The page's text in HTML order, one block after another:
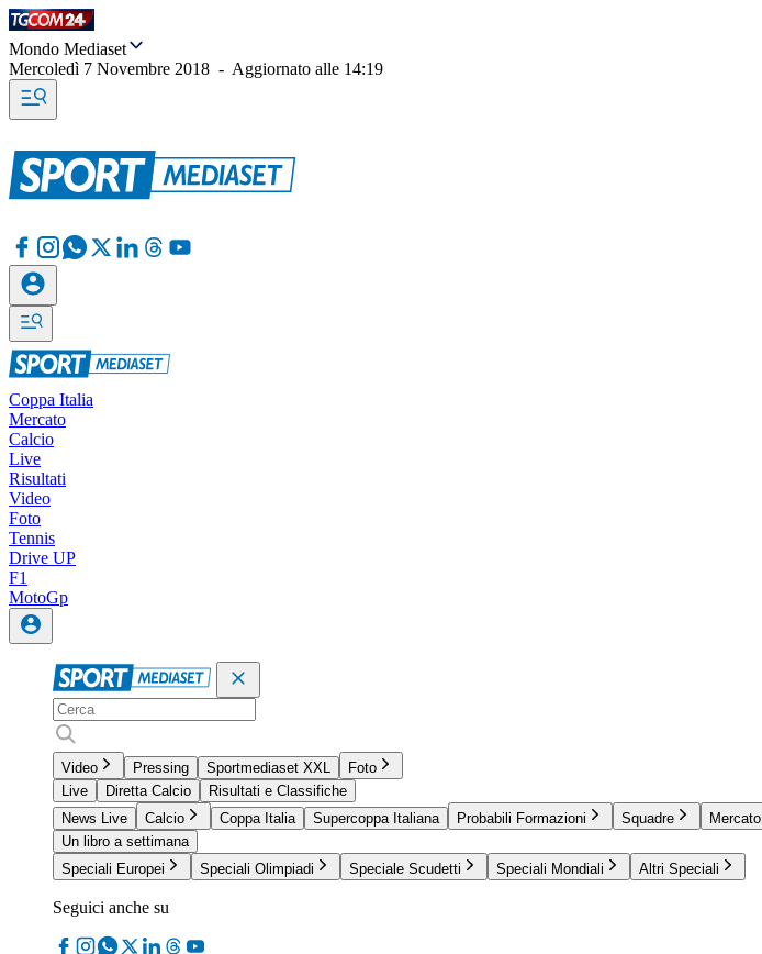
Mondo Mediaset
Mercoledì 7 Novembre 2018 - Aggiornato alle 14:19
Coppa Italia
Mercato
Calcio
Live
Risultati
Video
Foto
Tennis
Drive UP
F1
MotoGp
Video Pressing Sportmediaset XXL
Foto
Live
Diretta Calcio
Risultati e Classifiche
News Live
Calcio Coppa Italia Supercoppa Italiana Probabili Formazioni Squadre Mercato
Un libro a settimana
Speciali Europei
Speciali Olimpiadi Speciale Scudetti Speciali Mondiali Altri Speciali
Seguici anche su